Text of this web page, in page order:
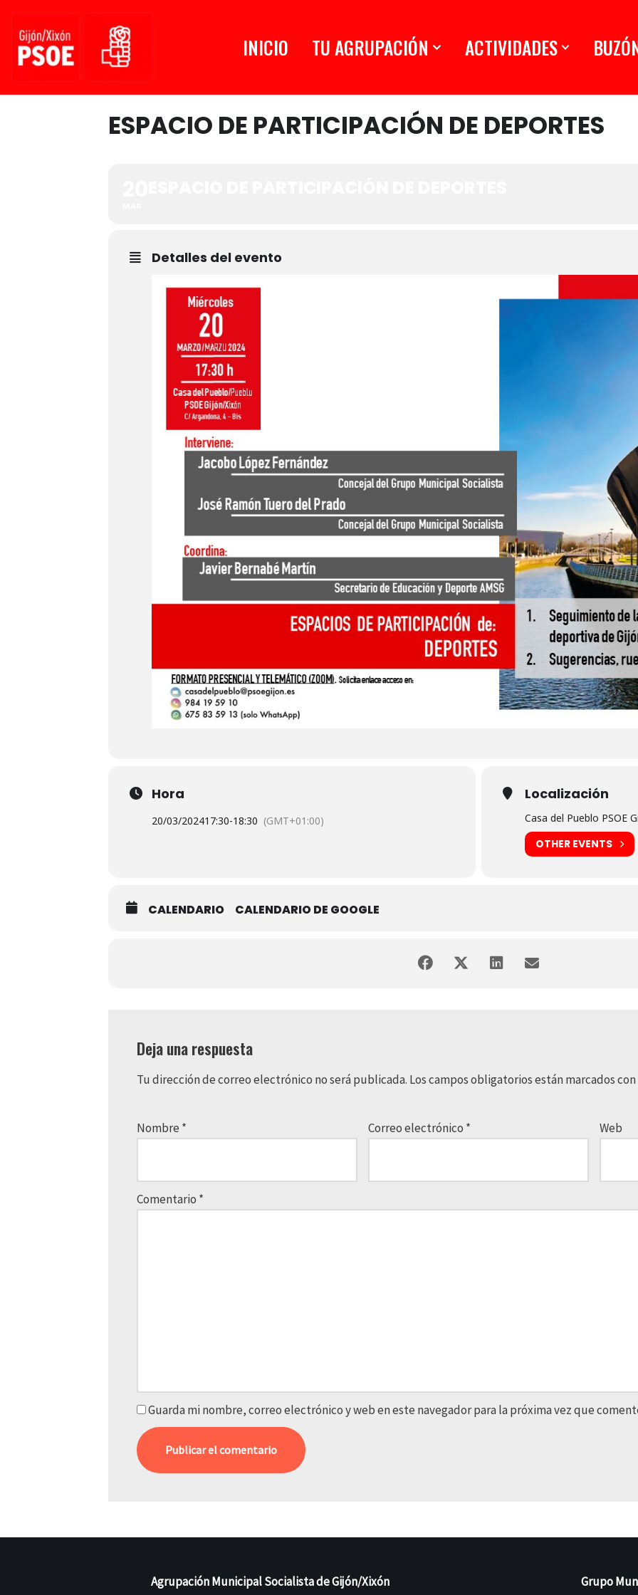
Saltar
INICIO TU AGRUPACIÓN ACTIVIDADES
ESPACIO DE PARTICIPACIÓN DE DEPORTES
Detalles del evento
Hora
20/03/202417:30-18:30 (GMT+01:00)
Localización
Casa del Pueblo PSOE
OTHER EVENTS
CALENDARIO CALENDARIO DE GOOGLE
Deja una respuesta
Tu dirección de correo electrónico no será publicada. Los campos obligatorios están marcados con
Nombre * Correo electrónico * Web
Comentario *
Guarda mi nombre, correo electrónico y web en este navegador para la próxima vez que
Agrupación Municipal Socialista de Gijón/Xixón Grupo